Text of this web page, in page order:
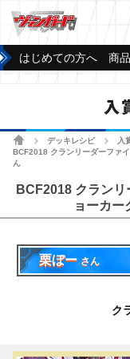
はじめての方へ 商
入
ホームデッキレシピ 入
BCF2018 クランリーダーファ
ん
BCF2018 クラン
ョーカー
栗ぼー さん
ク